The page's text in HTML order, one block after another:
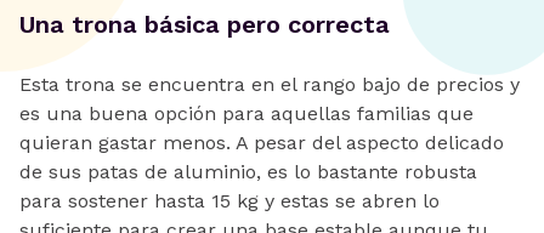
Una trona básica pero correcta
Esta trona se encuentra en el rango bajo de precios y
es una buena opción para aquellas familias que
quieran gastar menos. A pesar del aspecto delicado
de sus patas de aluminio, es lo bastante robusta
para sostener hasta 15 kg y estas se abren lo